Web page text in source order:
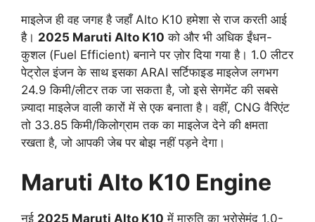
माइलेज ही वह जगह है जहाँ Alto K10 हमेशा से राज करती आई
है। 2025 Maruti Alto K10 को और भी अधिक ईंधन-
कुशल (Fuel Efficient) बनाने पर ज़ोर दिया गया है। 1.0 लीटर
पेट्रोल इंजन के साथ इसका ARAI सर्टिफाइड माइलेज लगभग
24.9 किमी/लीटर तक जा सकता है, जो इसे सेगमेंट की सबसे
ज़्यादा माइलेज वाली कारों में से एक बनाता है। वहीं, CNG वैरिएंट
तो 33.85 किमी/किलोग्राम तक का माइलेज देने की क्षमता
रखता है, जो आपकी जेब पर बोझ नहीं पड़ने देगा।
Maruti Alto K10 Engine
नई 2025 Maruti Alto K10 में मारुति का भरोसेमंद 1.0-